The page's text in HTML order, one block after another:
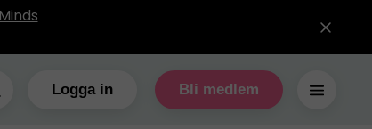
Logga in Bli medlem